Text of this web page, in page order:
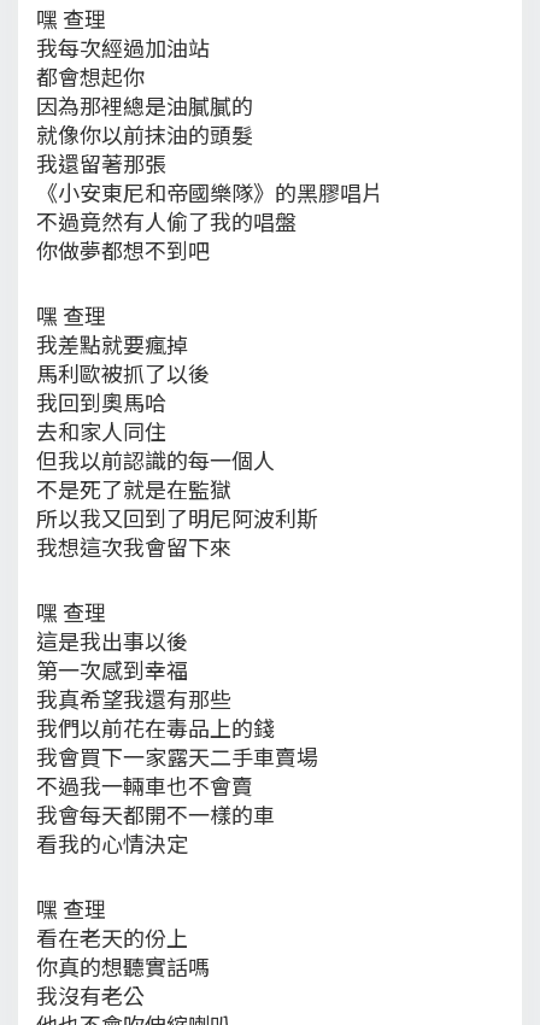
嘿 查理
我每次經過加油站
都會想起你
因為那裡總是油膩膩的
就像你以前抹油的頭髮
我還留著那張
《小安東尼和帝國樂隊》的黑膠唱片
不過竟然有人偷了我的唱盤
你做夢都想不到吧
嘿 查理
我差點就要瘋掉
馬利歐被抓了以後
我回到奧馬哈
去和家人同住
但我以前認識的每一個人
不是死了就是在監獄
所以我又回到了明尼阿波利斯
我想這次我會留下來
嘿 查理
這是我出事以後
第一次感到幸福
我真希望我還有那些
我們以前花在毒品上的錢
我會買下一家露天二手車賣場
不過我一輛車也不會賣
我會每天都開不一樣的車
看我的心情決定
嘿 查理
看在老天的份上
你真的想聽實話嗎
我沒有老公